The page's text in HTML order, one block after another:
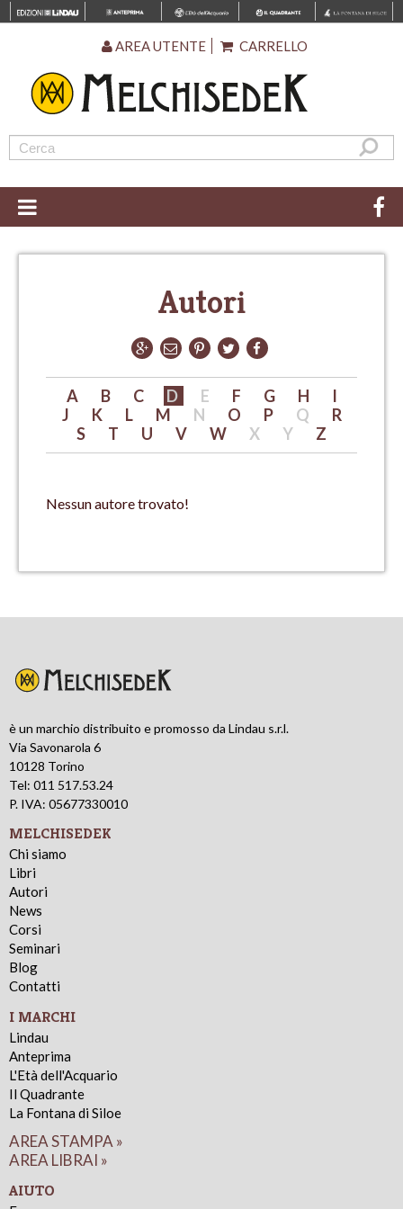
AREA UTENTE CARRELLO
Autori
A B C D E F G H
I
J
K L M N O P Q
R
S
T U V W X Y Z
Nessun autore trovato!
è un marchio distribuito e promosso da Lindau s.r.l.
Via Savonarola 6
10128 Torino
Tel: 011 517.53.24
P. IVA: 05677330010
MELCHISEDEK
Chi siamo
Libri
Autori
News
Corsi
Seminari
Blog
Contatti
I MARCHI
Lindau
Anteprima
L'Età dell'Acquario
Il Quadrante
La Fontana di Siloe
AREA STAMPA »
AREA LIBRAI »
AIUTO